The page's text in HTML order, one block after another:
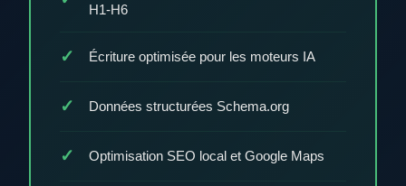
H1-H6
Écriture optimisée pour les moteurs IA
Données structurées Schema.org
Optimisation SEO local et Google Maps